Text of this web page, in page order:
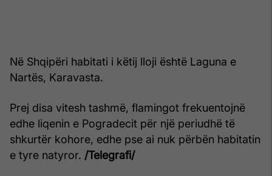
Në Shqipëri habitati i këtij lloji është Laguna e
Nartës, Karavasta.
Prej disa vitesh tashmë, flamingot frekuentojnë
edhe liqenin e Pogradecit për një periudhë të
shkurtër kohore, edhe pse ai nuk përbën habitatin
e tyre natyror. /Telegrafi/